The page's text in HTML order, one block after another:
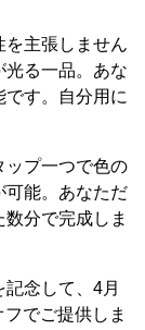
を主張しません
光る一品。あな
す。自分用に
ップ一つで色の
可能。あなただ
分で完成しま
念して、4月
でご提供しま